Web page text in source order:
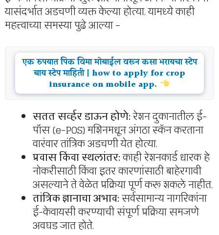
यासंदर्भात अडचणी व्यक्त केल्या होत्या. यामध्ये काही
महत्त्वाच्या समस्या पुढे आल्या –
एक रुपयात पिक विमा मोबाईल वरून कसा भरायचा स्टेप
बाय स्टेप माहिती | how to apply for crop
insurance on mobile app.
सतत सर्व्हर डाऊन होणे:रेशन दुकानातील ई-
पॉस (e-POS) मशिनमधून अंगठा स्कॅन करताना
वारंवार तांत्रिक अडचणी येत होत्या.
प्रवास किंवा स्थलांतर:काही रेशनकार्ड धारक हे
नोकरीसाठी किंवा इतर कारणांसाठी बाहेरगावी
असल्याने ते वेळेत प्रक्रिया पूर्ण करू शकले नाहीत.
तांत्रिक ज्ञानाचा अभाव:सर्वसामान्य नागरिकांना
ई-केवायसी करण्याची संपूर्ण प्रक्रिया समजणे
अवघड जात होते.